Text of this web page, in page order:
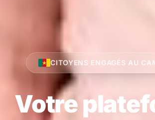
CITOYENS ENGAGÉS AU
Votre